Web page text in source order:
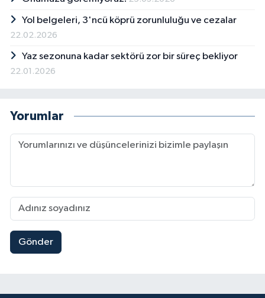
Yol belgeleri, 3'ncü köprü zorunluluğu ve cezalar
22.02.2026
Yaz sezonuna kadar sektörü zor bir süreç bekliyor
22.01.2026
Yorumlar
Gönder